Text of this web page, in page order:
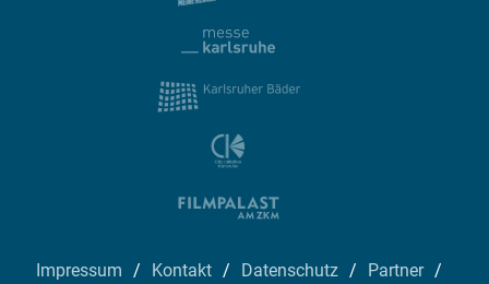
Impressum Kontakt Datenschutz
Partner